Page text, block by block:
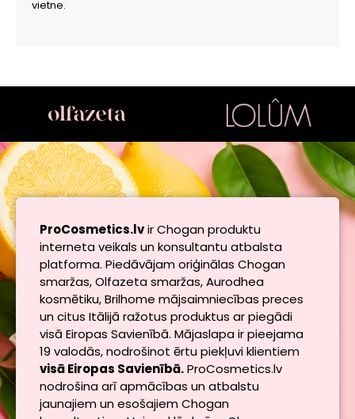
vietne.
ProCosmetics.lvir Chogan produktu
interneta veikals un konsultantu atbalsta
platforma. Piedāvājam oriģinālas Chogan
smaržas, Olfazeta smaržas, Aurodhea
kosmētiku, Brilhome mājsaimniecības preces
un citus Itālijā ražotus produktus ar piegādi
visā Eiropas Savienībā. Mājaslapa ir pieejama
19 valodās, nodrošinot ērtu piekļuvi klientiem
visā Eiropas Savienībā.ProCosmetics.lv
nodrošina arī apmācības un atbalstu
jaunajiem un esošajiem Chogan